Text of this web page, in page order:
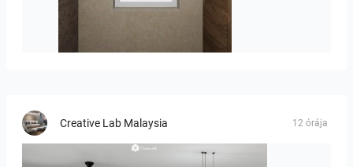
Creative Lab Malaysia 12 órája